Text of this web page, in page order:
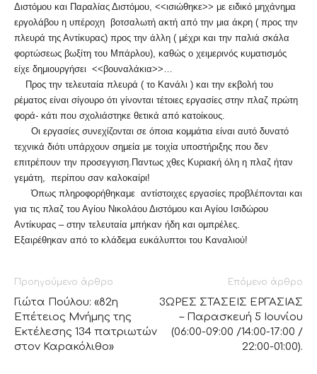
Διστόμου και Παραλίας Διστόμου, <<ισιώθηκε>> με ειδικό μηχάνημα
εργολάβου η υπέροχη βοτσαλωτή ακτή από την μια άκρη ( προς την
πλευρά της Αντίκυρας) προς την άλλη ( μέχρι και την παλιά σκάλα
φορτώσεως βωξίτη του Μπάρλου), καθώς ο χειμερινός κυματισμός
είχε δημιουργήσει <<βουναλάκια>>…
Προς την τελευταία πλευρά ( το Κανάλι ) και την εκβολή του
ρέματος είναι σίγουρο ότι γίνονται τέτοιες εργασίες στην πλαζ πρώτη
φορά- κάτι που σχολιάστηκε θετικά από κατοίκους.
Οι εργασίες συνεχίζονται σε όποια κομμάτια είναι αυτό δυνατό
τεχνικά διότι υπάρχουν σημεία με τοιχία υποστήριξης που δεν
επιτρέπουν την προσεγγιση.Παντως χθες Κυριακή όλη η πλαζ ήταν
γεμάτη, περίπου σαν καλοκαίρι!
Όπως πληροφορήθηκαμε αντίστοιχες εργασίες προβλέπονται και
για τις πλαζ του Αγίου Νικολάου Διστόμου και Αγίου Ισιδώρου
Αντίκυρας – στην τελευταία μπήκαν ήδη και ομπρέλες.
Εξαιρέθηκαν από το κλάδεμα ευκάλυπτοι του Καναλιού!
Προηγούμενο άρθρο
Γιώτα Πούλου: «82η
Επέτειος Μνήμης της
Εκτέλεσης 134 πατριωτών
στον Καρακόλιθο»
Επόμενο άρθρο
3ΩΡΕΣ ΣΤΑΣΕΙΣ ΕΡΓΑΣΙΑΣ
– Παρασκευή 5 Ιουνίου
(06:00-09:00 /14:00-17:00 /
22:00-01:00).